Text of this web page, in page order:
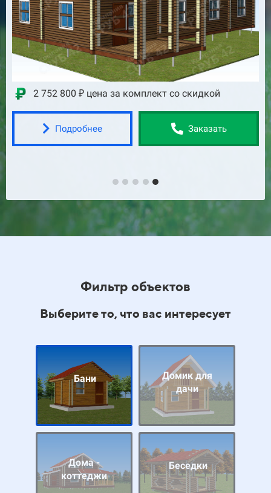
2 401 100 ₽ цена за комплект со скидкой
Подробнее Заказать
Фильтр объектов
Выберите то, что вас интересует
Бани
Домик для
дачи
Дома -
коттеджи
Беседки